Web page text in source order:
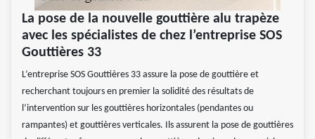
La pose de la nouvelle gouttière alu trapèze
avec les spécialistes de chez l’entreprise SOS
Gouttières 33
L’entreprise SOS Gouttières 33 assure la pose de gouttière et
recherchant toujours en premier la solidité des résultats de
l’intervention sur les gouttières horizontales (pendantes ou
rampantes) et gouttières verticales. Ils assurent la pose de gouttières